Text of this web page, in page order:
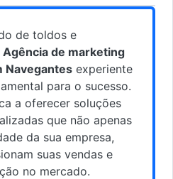
de toldos e
Agência de marketing
Navegantes experiente
para o sucesso.
a oferecer soluções
que não apenas
da sua empresa,
suas vendas e
no mercado.